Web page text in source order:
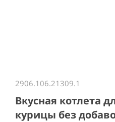
2906.106.21309.1
Вкусная котлета
курицы без